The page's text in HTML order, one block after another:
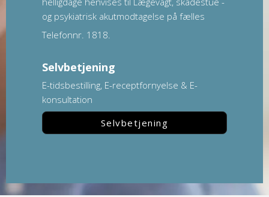
og psykiatrisk akutmodtagelse på fælles
Telefonnr. 1818.
Selvbetjening
E-tidsbestilling, E-receptfornyelse & E-
konsultation
Selvbetjening